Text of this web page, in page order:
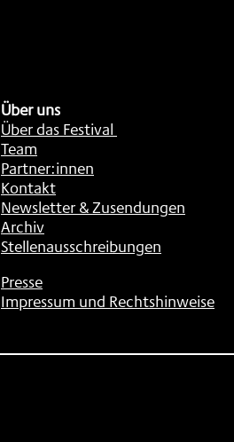
Über uns
Über das Festival
Team
Partner:innen
Kontakt
Newsletter & Zusendungen
Archiv
Stellenausschreibungen
Presse
Impressum und Rechtshinweise